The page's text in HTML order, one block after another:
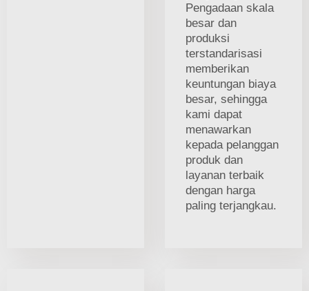
Pengadaan skala
besar dan
produksi
terstandarisasi
memberikan
keuntungan biaya
besar, sehingga
kami dapat
menawarkan
kepada pelanggan
produk dan
layanan terbaik
dengan harga
paling terjangkau.